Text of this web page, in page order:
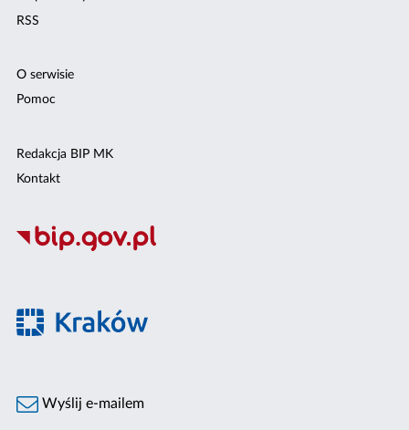
RSS
O serwisie
Pomoc
Redakcja BIP MK
Kontakt
Wyślij e-mailem